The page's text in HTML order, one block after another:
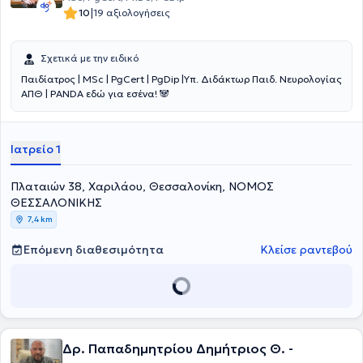
10|19 αξιολογήσεις
Σχετικά με την ειδικό
Παιδίατρος | MSc | PgCert | PgDip |Υπ. Διδάκτωρ Παιδ. Νευρολογίας
ΑΠΘ | PANDA εδώ για εσένα! 🐼
Ιατρείο 1
Πλαταιών 38, Χαριλάου, Θεσσαλονίκη, ΝΟΜΟΣ
ΘΕΣΣΑΛΟΝΙΚΗΣ
7,4 km
Επόμενη διαθεσιμότητα Κλείσε ραντεβού
Δρ. Παπαδημητρίου Δημήτριος Θ. -